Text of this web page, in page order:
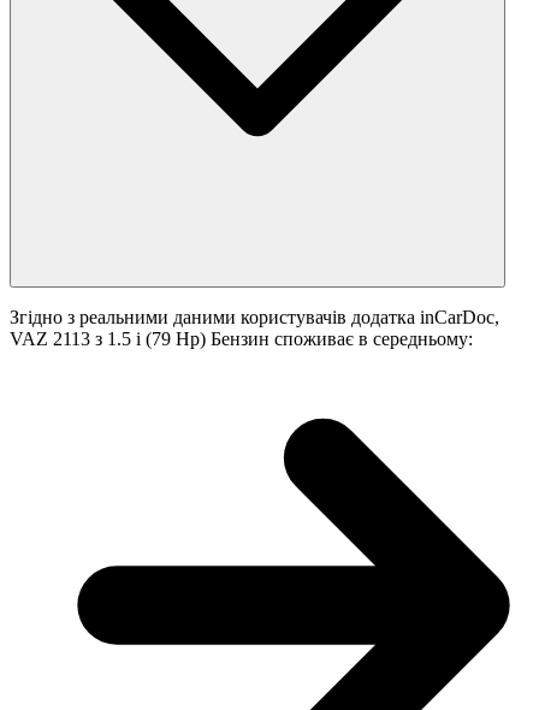
Згідно з реальними даними користувачів додатка inCarDoc,
VAZ 2113 з 1.5 i (79 Hp) Бензин споживає в середньому: